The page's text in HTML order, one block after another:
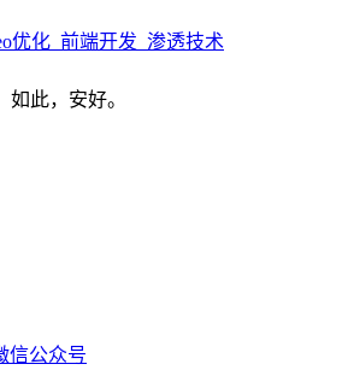
优化_前端开发_渗透技术
此，安好。
信公众号